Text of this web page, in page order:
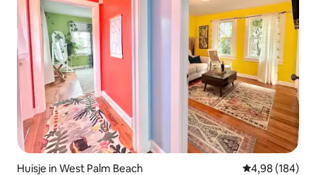
Huisje in West Palm Beach Gemiddelde
4,98 (184)